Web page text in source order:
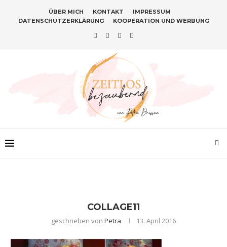
ÜBER MICH KONTAKT
IMPRESSUM
DATENSCHUTZERKLÄRUNG
KOOPERATION UND WERBUNG
COLLAGE11
geschrieben von Petra 13. April 2016